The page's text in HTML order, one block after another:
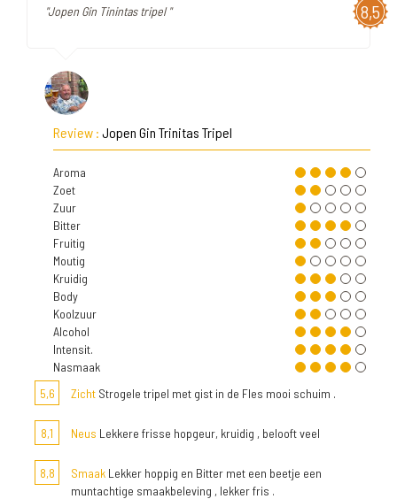
8,5
"Jopen Gin Tinintas tripel "
Review : Jopen Gin Trinitas Tripel
Aroma
Zoet
Zuur
Bitter
Fruitig
Moutig
Kruidig
Body
Koolzuur
Alcohol
Intensit.
Nasmaak
5,6
Zicht Strogele tripel met gist in de Fles mooi schuim .
8,1 Neus Lekkere frisse hopgeur, kruidig , belooft veel
8,8 Smaak Lekker hoppig en Bitter met een beetje een
muntachtige smaakbeleving , lekker fris .